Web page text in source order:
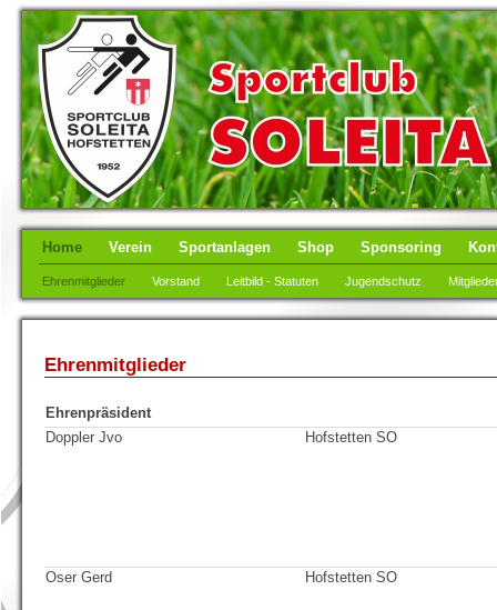
Home Verein Sportanlagen Shop Sponsoring
Ehrenmitglieder Vorstand Leitbild - Statuten Jugendschutz
Ehrenmitglieder
Ehrenpräsident
Doppler Jvo
Hofstetten SO
Oser Gerd Hofstetten SO